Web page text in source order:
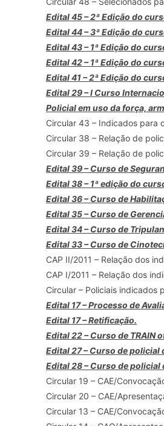
Edital 45 – 2ª Edição do
Edital 44 – 3ª Edição do
Edital 43 – 1ª Edição do
Edital 42 – 1ª Edição do
Edital 41 – 2ª Edição do
Edital 29 – I Curso
Policial em uso da força,
Circular 43 – Indicados para
Circular 38 – Relação de
Circular 39 – Relação de
Edital 39 – Curso de
Edital 38 – 1ª edição do
Edital 36 – Curso de
Edital 35 – Curso de
Edital 34 – Curso de
Edital 33 – Curso de
CAP II/2011 – Relação dos
CAP I/2011 – Relação dos
Circular – Policiais indicados
Edital 17 – Processo de
Edital 17 – Retificação.
Edital 22 – Curso de TRAIN
Edital 27 – Curso de policial
Edital 28 – Curso de policial
Circular 19 – CAE/
Circular 20 – CAE/
Circular 13 – CAE/